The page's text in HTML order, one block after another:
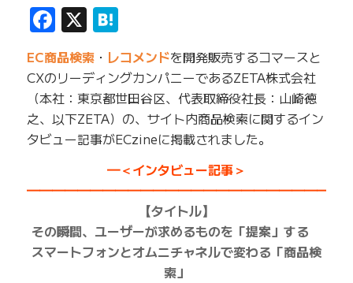
Facebook
X Hatena
EC商品検索・ レコメンドを開発販売するコマースと
CXのリーディングカンパニーであるZETA株式会社
（本社：東京都世田谷区、代表取締役社長：山崎徳
之、以下ZETA）の、サイト内商品検索に関するイン
タビュー記事がECzineに掲載されました。
━＜インタビュー記事＞
━━━━━━━━━━━━━━━━━━━━━━━━
【タイトル】
その瞬間、ユーザーが求めるものを「提案」する
スマートフォンとオムニチャネルで変わる「商品検
索」